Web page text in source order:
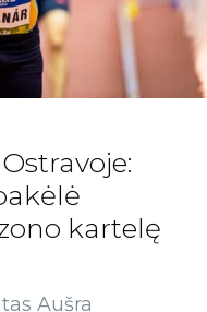
kartelę
Aušra